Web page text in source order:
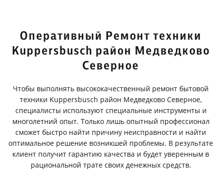
Оперативный Ремонт техники
Kuppersbusch район Медведково
Северное
Чтобы выполнять высококачественный ремонт бытовой
техники Kuppersbusch район Медведково Северное,
специалисты используют специальные инструменты и
многолетний опыт. Только лишь опытный профессионал
сможет быстро найти причину неисправности и найти
оптимальное решение возникшей проблемы. В результате
клиент получит гарантию качества и будет уверенным в
рациональной трате своих денежных средств.